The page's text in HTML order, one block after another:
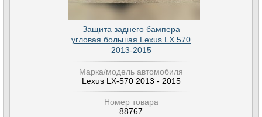
Защита заднего бампера
угловая большая Lexus LX 570
2013-2015
Марка/модель автомобиля
Lexus LX-570 2013 - 2015
Номер товара
88767